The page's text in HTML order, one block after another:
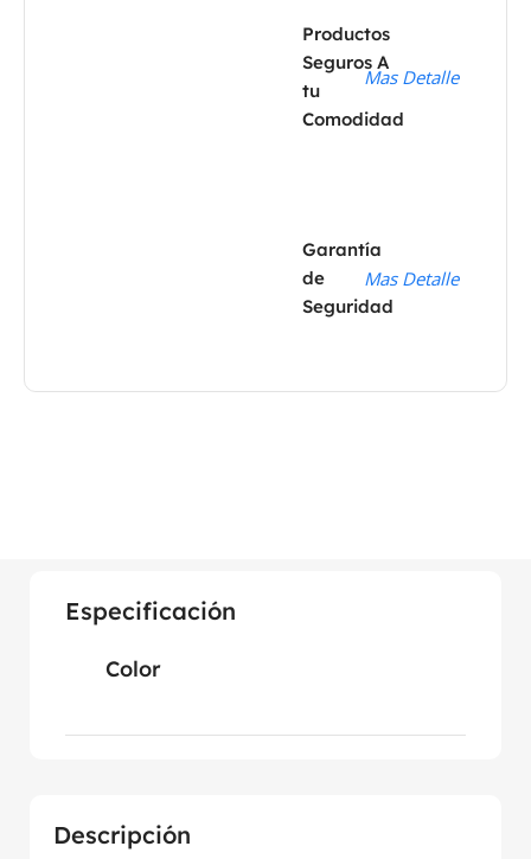
Productos
Seguros A
tu
Comodidad
Mas Detalle
Garantía
de
Seguridad
Mas Detalle
Descripción
Especificación
Color